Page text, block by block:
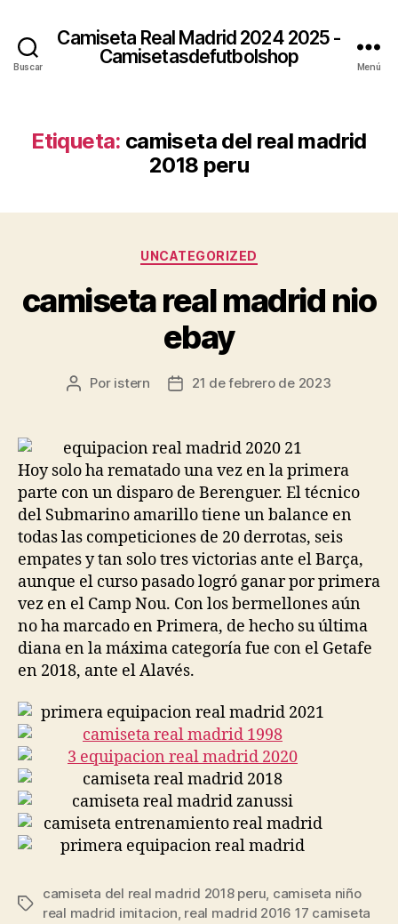
Buscar
Camiseta Real Madrid 2024 2025 -
Camisetasdefutbolshop
Menú
Etiqueta: camiseta del real madrid
2018 peru
Categorías
UNCATEGORIZED
camiseta real madrid nio
ebay
Autor
entrada
Por istern
Fecha
entrada
21 de febrero de 2023
Hoy solo ha rematado una vez en la primera
parte con un disparo de Berenguer. El técnico
del Submarino amarillo tiene un balance en
todas las competiciones de 20 derrotas, seis
empates y tan solo tres victorias ante el Barça,
aunque el curso pasado logró ganar por primera
vez en el Camp Nou. Con los bermellones aún
no ha marcado en Primera, de hecho su última
diana en la máxima categoría fue con el Getafe
en 2018, ante el Alavés.
Etiquetas
camiseta del real madrid 2018 peru, camiseta niño
real madrid imitacion, real madrid 2016 17 camiseta